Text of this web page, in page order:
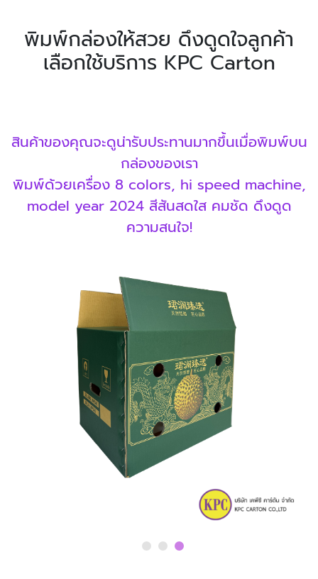
พิมพ์กล่องให้สวย ดึงดูดใจลูกค้า
เลือกใช้บริการ KPC Carton
สินค้าของคุณจะดูน่ารับประทานมากขึ้นเมื่อพิมพ์บน
กล่องของเรา
พิมพ์ด้วยเครื่อง 8 colors, hi speed machine,
model year 2024 สีสันสดใส คมชัด ดึงดูด
ความสนใจ!